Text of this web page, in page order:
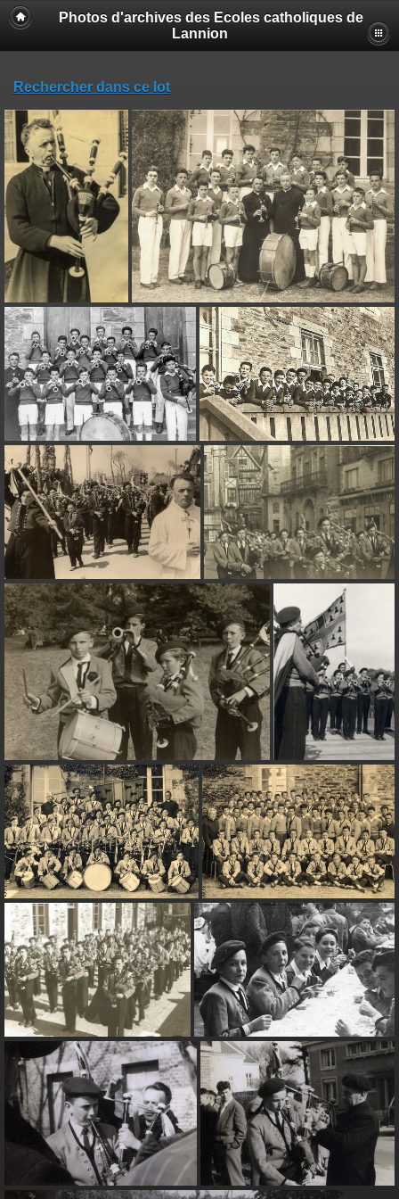
Photos d'archives des Ecoles catholiques de
Lannion
Rechercher dans ce lot